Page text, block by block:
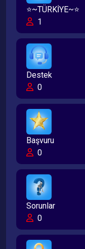
⭐~TÜRKİYE~⭐
1
Destek
0
Başvuru
0
Sorunlar
0